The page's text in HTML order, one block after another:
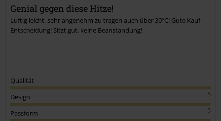
Genial gegen diese Hitze!
Luftig leicht, sehr angenehm zu tragen auch über 30°C! Gute Kauf-
Entscheidung! Sitzt gut, keine Beanstandung!
Qualität
5
Design
5
Passform